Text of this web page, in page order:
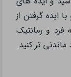
ایده گرفتن از
فرد و رمانتیک
ماندنی تر کنید.